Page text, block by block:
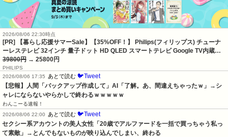
2026/08/06 22:30時点
[PR] 【暮らし応援サマーSale】【35%OFF！】 Philips(フィリップス) チューナ
ーレステレビ 32インチ 量子ドット HD QLED スマートテレビ Google TV内蔵…
39800円 → 25800円
PHILIPS
2026/08/06 17:35
あとで読む 🐦Tweet
【悲報】人間「バックアップ作成して」AI「了解。あ、間違えちゃったｗ」→シ
ャレにならないやらかしで終わるｗｗｗｗｗ
わんこーる速報！
2026/08/06 22:00
あとで読む 🐦Tweet
セクシー系アカウントの美人女性「20歳でアルファードを一括で買っちゃう私っ
て素敵」→とんでもないものが映り込んでしまい、終わる